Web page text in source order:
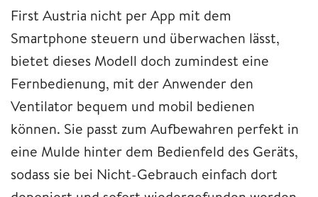
First Austria nicht per App mit dem
Smartphone steuern und überwachen lässt,
bietet dieses Modell doch zumindest eine
Fernbedienung, mit der Anwender den
Ventilator bequem und mobil bedienen
können. Sie passt zum Aufbewahren perfekt in
eine Mulde hinter dem Bedienfeld des Geräts,
sodass sie bei Nicht-Gebrauch einfach dort